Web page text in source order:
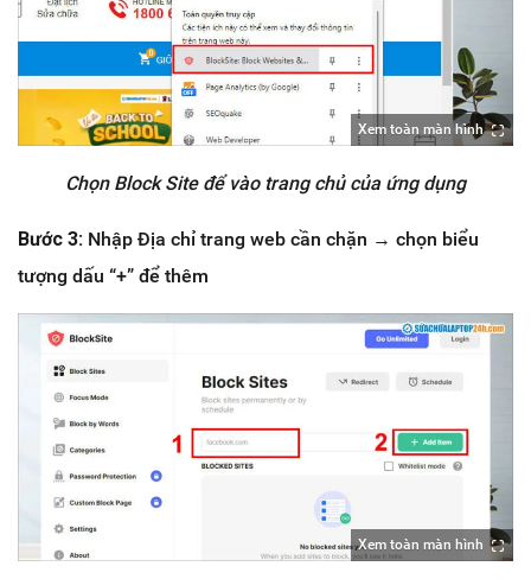
Xem toàn màn hình
Chọn Block Site để vào trang chủ của ứng dụng
Bước 3: Nhập Địa chỉ trang web cần chặn → chọn biểu
tượng dấu “+” để thêm
Xem toàn màn hình